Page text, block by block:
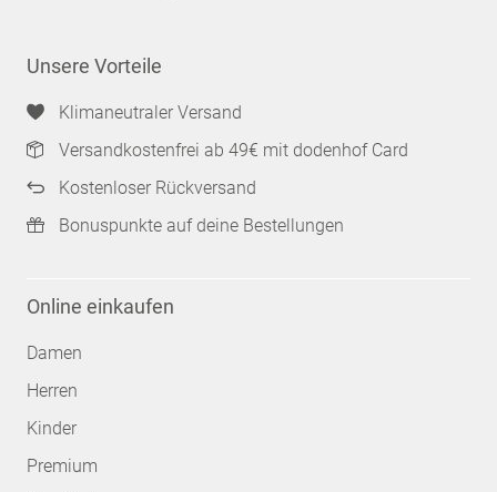
Unsere Vorteile
Klimaneutraler Versand
Versandkostenfrei ab 49€ mit dodenhof Card
Kostenloser Rückversand
Bonuspunkte auf deine Bestellungen
Online einkaufen
Damen
Herren
Kinder
Premium